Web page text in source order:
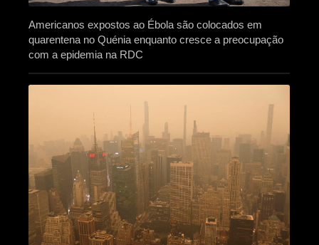
Americanos expostos ao Ébola são colocados em
quarentena no Quénia enquanto cresce a preocupação
com a epidemia na RDC